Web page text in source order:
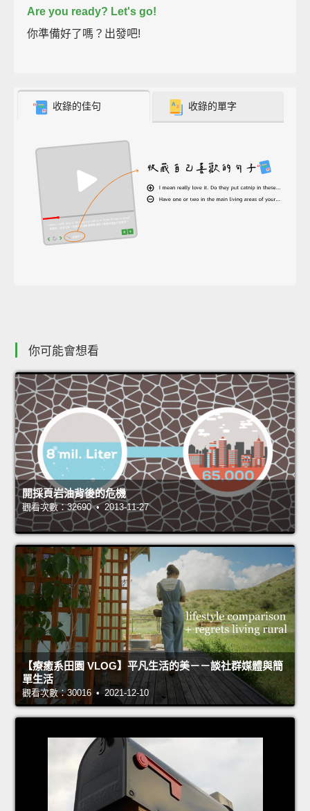
Are you ready? Let's go!
你準備好了嗎？出發吧!
收錄的佳句 收錄的單字
你可能會想看
開採頁岩油背後的危機
觀看次數：32690 • 2013-11-27
【療癒系田園 VLOG】平凡生活的美－－談社群媒體與簡
單生活
觀看次數：30016 • 2021-12-10